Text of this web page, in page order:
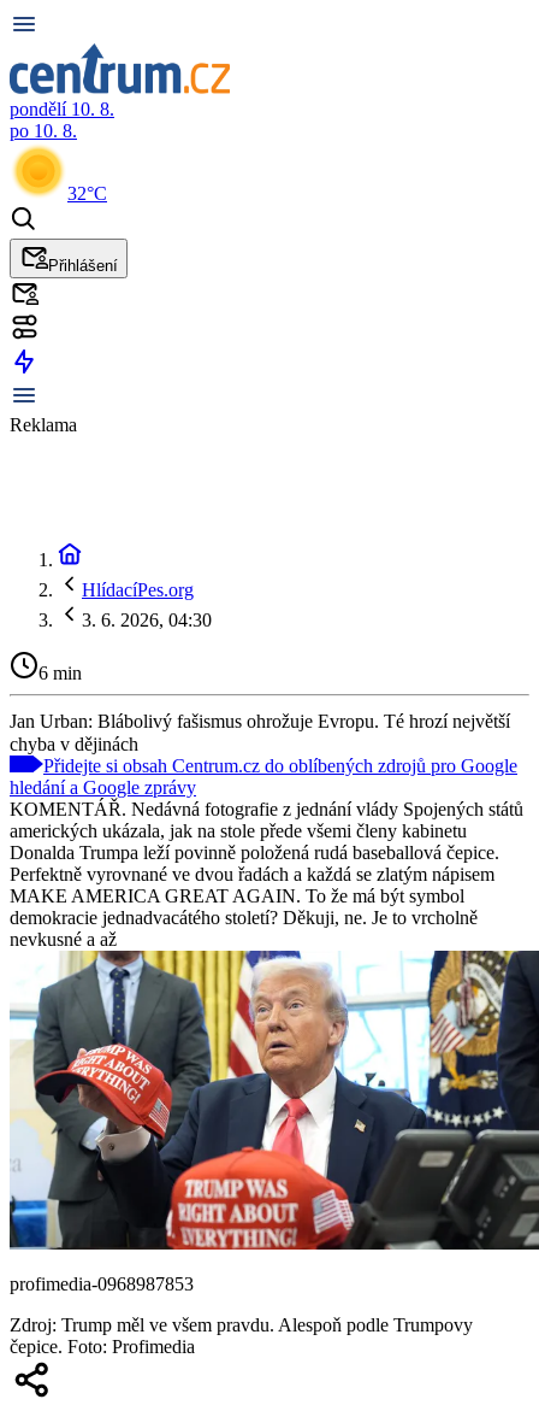
pondělí 10. 8.
po 10. 8.
32°C
Přihlášení
Reklama
HlídacíPes.org
3. 6. 2026, 04:30
6 min
Jan Urban: Blábolivý fašismus ohrožuje Evropu. Té hrozí největší
chyba v dějinách
Přidejte si obsah Centrum.cz do oblíbených zdrojů pro Google
hledání a Google zprávy
KOMENTÁŘ. Nedávná fotografie z jednání vlády Spojených států
amerických ukázala, jak na stole přede všemi členy kabinetu
Donalda Trumpa leží povinně položená rudá baseballová čepice.
Perfektně vyrovnané ve dvou řadách a každá se zlatým nápisem
MAKE AMERICA GREAT AGAIN. To že má být symbol
demokracie jednadvacátého století? Děkuji, ne. Je to vrcholně
nevkusné a až
profimedia-0968987853
Zdroj: Trump měl ve všem pravdu. Alespoň podle Trumpovy
čepice. Foto: Profimedia